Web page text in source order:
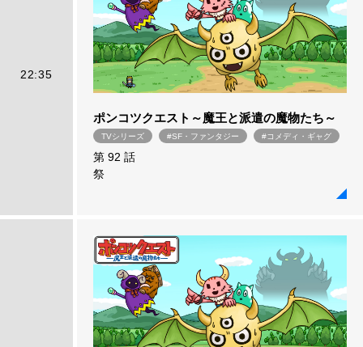
22:35
ポンコツクエスト～魔王と派遣の魔物たち～
TVシリーズ #SF・ファンタジー #コメディ・ギャグ
第 92 話
祭